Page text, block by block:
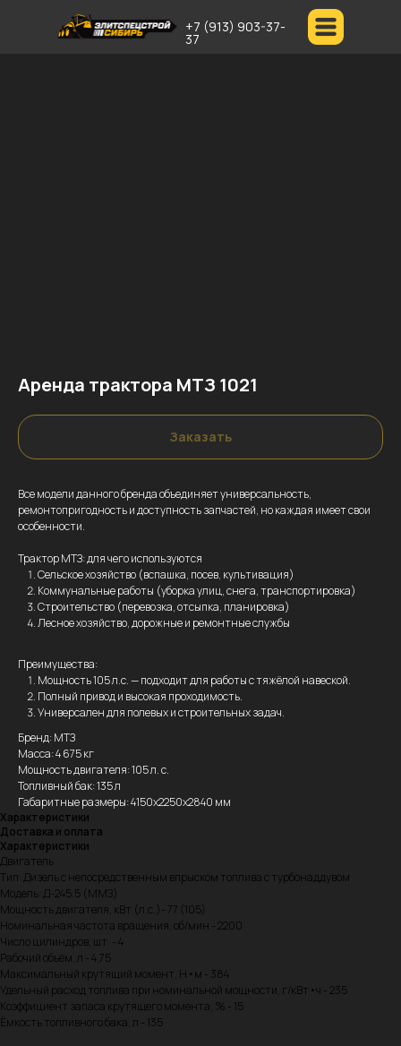
+7 (913) 903-37-
37
Аренда трактора МТЗ 1021
Заказать
Все модели данного бренда объединяет универсальность,
ремонтопригодность и доступность запчастей, но каждая имеет свои
особенности.
Трактор МТЗ: для чего используются
Сельское хозяйство (вспашка, посев, культивация)
Коммунальные работы (уборка улиц, снега, транспортировка)
Строительство (перевозка, отсыпка, планировка)
Лесное хозяйство, дорожные и ремонтные службы
Преимущества:
Мощность 105 л.с. — подходит для работы с тяжёлой навеской.
Полный привод и высокая проходимость.
Универсален для полевых и строительных задач.
Бренд: МТЗ
Масса: 4 675 кг
Мощность двигателя: 105 л. с.
Топливный бак: 135 л
Габаритные размеры: 4150х2250х2840 мм
Характеристики
Доставка и оплата
Характеристики
Двигатель
Тип: Дизель с непосредственным впрыском топлива с турбонаддувом
Модель: Д-245.5 (ММЗ)
Мощность двигателя, кВт (л.с.)- 77 (105)
Номинальная частота вращения, об/мин - 2200
Число цилиндров, шт. - 4
Рабочий объём, л - 4,75
Максимальный крутящий момент, Н•м - 384
Удельный расход топлива при номинальной мощности, г/кВт•ч - 235
Коэффициент запаса крутящего момента, % - 15
Ёмкость топливного бака, л - 135